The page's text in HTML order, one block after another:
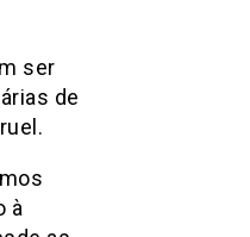
ser
de
à